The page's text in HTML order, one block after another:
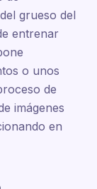
grueso del
entrenar
o unos
de
imágenes
en